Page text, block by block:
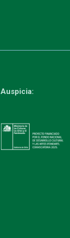
Auspicia: